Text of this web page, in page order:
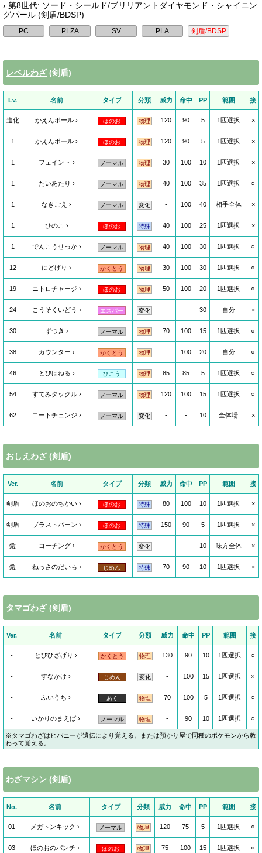
› 第8世代: ソード・シールド/ブリリアントダイヤモンド・シャイニン
グパール (剣盾/BDSP)
レベルわざ(剣盾)
Lv. 名前 タイプ 分類 威力 命中 PP 範囲 接
進化 かえんボール ほのお 物理 120 90 5 1匹選択 ×
1 かえんボール ほのお 物理 120 90 5 1匹選択 ×
1 フェイント ノーマル 物理 30 100 10 1匹選択 ×
1 たいあたり ノーマル 物理 40 100 35 1匹選択 ○
1 なきごえ ノーマル 変化 - 100 40 相手全体 ×
1 ひのこ ほのお 特殊 40 100 25 1匹選択 ×
1 でんこうせっか ノーマル 物理 40 100 30 1匹選択 ○
12 にどげり かくとう 物理 30 100 30 1匹選択 ○
19 ニトロチャージ ほのお 物理 50 100 20 1匹選択 ○
24 こうそくいどう エスパー 変化 - - 30 自分 ×
30 ずつき ノーマル 物理 70 100 15 1匹選択 ○
38 カウンター かくとう 物理 - 100 20 自分 ○
46 とびはねる ひこう 物理 85 85 5 1匹選択 ○
54 すてみタックル ノーマル 物理 120 100 15 1匹選択 ○
62 コートチェンジ ノーマル 変化 - - 10 全体場 ×
おしえわざ(剣盾)
Ver. 名前 タイプ 分類 威力 命中 PP 範囲 接
剣盾 ほのおのちかい ほのお 特殊 80 100 10 1匹選択 ×
剣盾 ブラストバーン ほのお 特殊 150 90 5 1匹選択 ×
鎧 コーチング かくとう 変化 - - 10 味方全体 ×
鎧 ねっさのだいち じめん 特殊 70 90 10 1匹選択 ×
タマゴわざ (剣盾)
Ver. 名前 タイプ 分類 威力 命中 PP 範囲 接
- とびひざげり かくとう 物理 130 90 10 1匹選択 ○
- すなかけ じめん 変化 - 100 15 1匹選択 ×
- ふいうち あく 物理 70 100 5 1匹選択 ○
- いかりのまえば ノーマル 物理 - 90 10 1匹選択 ○
※タマゴわざはヒバニーが遺伝により覚える。または預かり屋で同種のポケモンから教
わって覚える。
わざマシン (剣盾)
No. 名前 タイプ 分類 威力 命中 PP 範囲 接
01 メガトンキック ノーマル 物理 120 75 5 1匹選択 ○
03 ほのおのパンチ ほのお 物理 75 100 15 1匹選択 ○